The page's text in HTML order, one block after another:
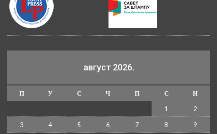
август 2026.
П У С Ч П С
Н
1
2
3 4 5 6 7 8 9